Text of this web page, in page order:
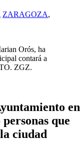
ZARAGOZA,
Orós, ha
contará a
ZGZ.
en
que
ciudad